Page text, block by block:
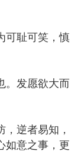
耻可笑，慎
发愿欲大而
逆者易知，
如意之事，更